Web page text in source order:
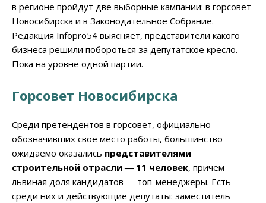
в регионе пройдут две выборные кампании: в горсовет
Новосибирска и в Законодательное Собрание.
Редакция Infopro54 выясняет, представители какого
бизнеса решили побороться за депутатское кресло.
Пока на уровне одной партии.
Горсовет Новосибирска
Среди претендентов в горсовет, официально
обозначивших свое место работы, большинство
ожидаемо оказались представителями
строительной отрасли ― 11 человек, причем
львиная доля кандидатов ― топ-менеджеры. Есть
среди них и действующие депутаты: заместитель